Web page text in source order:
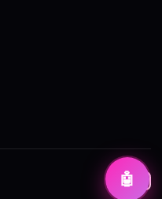
🤖